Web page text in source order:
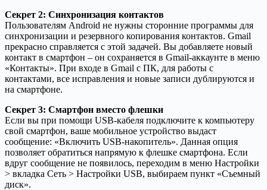
Секрет 2: Синхронизация контактов
Пользователям Android не нужны сторонние программы для
синхронизации и резервного копирования контактов. Gmail
прекрасно справляется с этой задачей. Вы добавляете новый
контакт в смартфон – он сохраняется в Gmail-аккаунте в меню
«Контакты». При входе в Gmail с ПК, для работы с
контактами, все исправления и новые записи дублируются и
на смартфоне.
Секрет 3: Смартфон вместо флешки
Если вы при помощи USB-кабеля подключите к компьютеру
свой смартфон, ваше мобильное устройство выдаст
сообщение: «Включить USB-накопитель». Данная опция
позволяет обратиться напрямую к флешке смартфона. Если
вдруг сообщение не появилось, переходим в меню Настройки
> вкладка Сеть > Настройки USB, выбираем пункт «Съемный
диск».